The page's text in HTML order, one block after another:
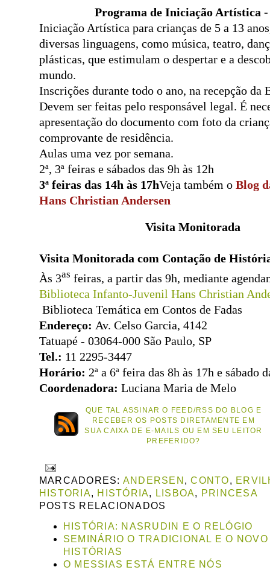
Programa de Iniciação Artística
Iniciação Artística para crianças de 5 a 13
diversas linguagens, como música, teatro,
plásticas, que estimulam o despertar e a
mundo.
Inscrições durante todo o ano, na recepção da
Devem ser feitas pelo responsável legal. É
apresentação do documento com foto da
comprovante de residência.
Aulas uma vez por semana.
2ª, 3ª feiras e sábados das 9h às 12h
3ª feiras das 14h às 17hVeja também o Blog
Hans Christian Andersen
Visita Monitorada
Visita Monitorada com Contação de
Às 3as feiras, a partir das 9h, mediante
Biblioteca Infanto-Juvenil Hans Christian
Biblioteca Temática em Contos de Fadas
Endereço: Av. Celso Garcia, 4142
Tatuapé - 03064-000 São Paulo, SP
Tel.: 11 2295-3447
Horário: 2ª a 6ª feira das 8h às 17h e sábado
Coordenadora: Luciana Maria de Melo
QUE TAL ASSINAR O FEED/RSS DO BLOG E
RECEBER OS POSTS DIRETAMENTE EM
SUA CAIXA DE E-MAILS OU EM SEU LEITOR
PREFERIDO?
MARCADORES: ANDERSEN ,CONTO,
HISTORIA, HISTÓRIA, LISBOA, PRINCESA
POSTS RELACIONADOS
HISTÓRIA: NASRUDIN E O RELÓGIO
SEMINÁRIO O TRADICIONAL E O
HISTÓRIAS
O MESSIAS ESTÁ ENTRE NÓS